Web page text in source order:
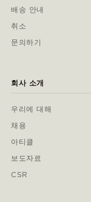
배송 안내
취소
문의하기
회사 소개
우리에 대해
채용
아티클
보도자료
CSR